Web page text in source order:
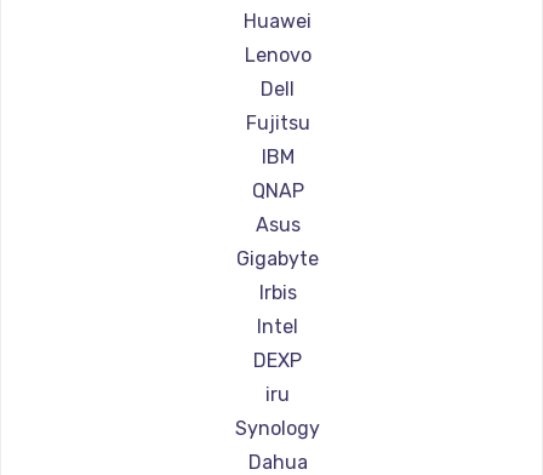
Huawei
Lenovo
Dell
Fujitsu
IBM
QNAP
Asus
Gigabyte
Irbis
Intel
DEXP
iru
Synology
Dahua